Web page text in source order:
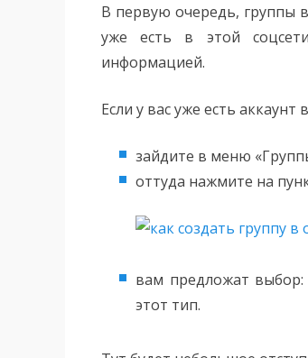
В первую очередь, группы в
уже есть в этой
информацией.
Если у вас уже есть аккаунт
зайдите в меню
оттуда нажмите на
вам предложат выбор:
этот тип.